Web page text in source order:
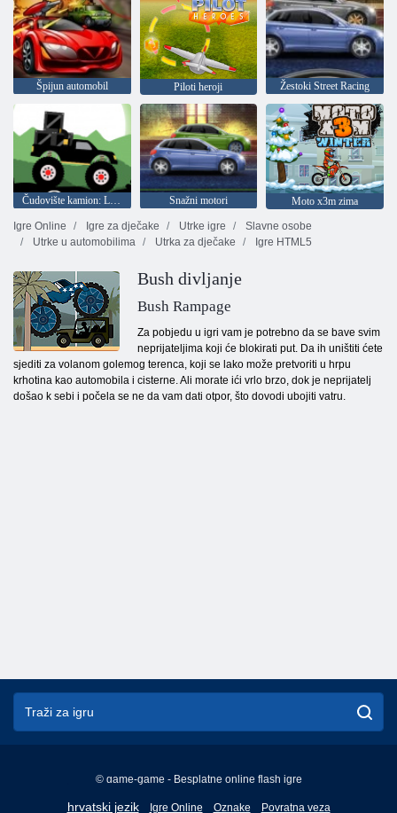
Špijun automobil Piloti heroji Žestoki Street Racing
Čudovište kamion: Les isporuke Snažni motori
Moto x3m zima
Igre Online
Igre za dječake Utrke igre
Slavne osobe
Utrke u automobilima
Utrka za dječake Igre HTML5
Bush divljanje
Bush Rampage
Za pobjedu u igri vam je potrebno da se bave svim
neprijateljima koji će blokirati put. Da ih uništiti ćete
sjediti za volanom golemog terenca, koji se lako može pretvoriti u hrpu
krhotina kao automobila i cisterne. Ali morate ići vrlo brzo, dok je neprijatelj
došao k sebi i počela se ne da vam dati otpor, što dovodi ubojiti vatru.
© game-game - Besplatne online flash igre
hrvatski jezik
English
Igre Online Oznake Povratna veza